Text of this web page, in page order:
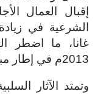
إقبال العمال
الشرعية في
غانا، ما اضطر
2013م في إطار مبادرة ضبط الوضع.
وتمتد الآثار